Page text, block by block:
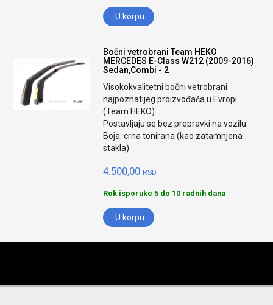
U korpu
Bočni vetrobrani Team HEKO
MERCEDES E-Class W212 (2009-2016)
Sedan,Combi - 2
Visokokvalitetni bočni vetrobrani
najpoznatijeg proizvođača u Evropi
(Team HEKO)
Postavljaju se bez prepravki na vozilu
Boja: crna tonirana (kao zatamnjena
stakla)
4.500,00 RSD.
Rok isporuke 5 do 10 radnih dana
U korpu